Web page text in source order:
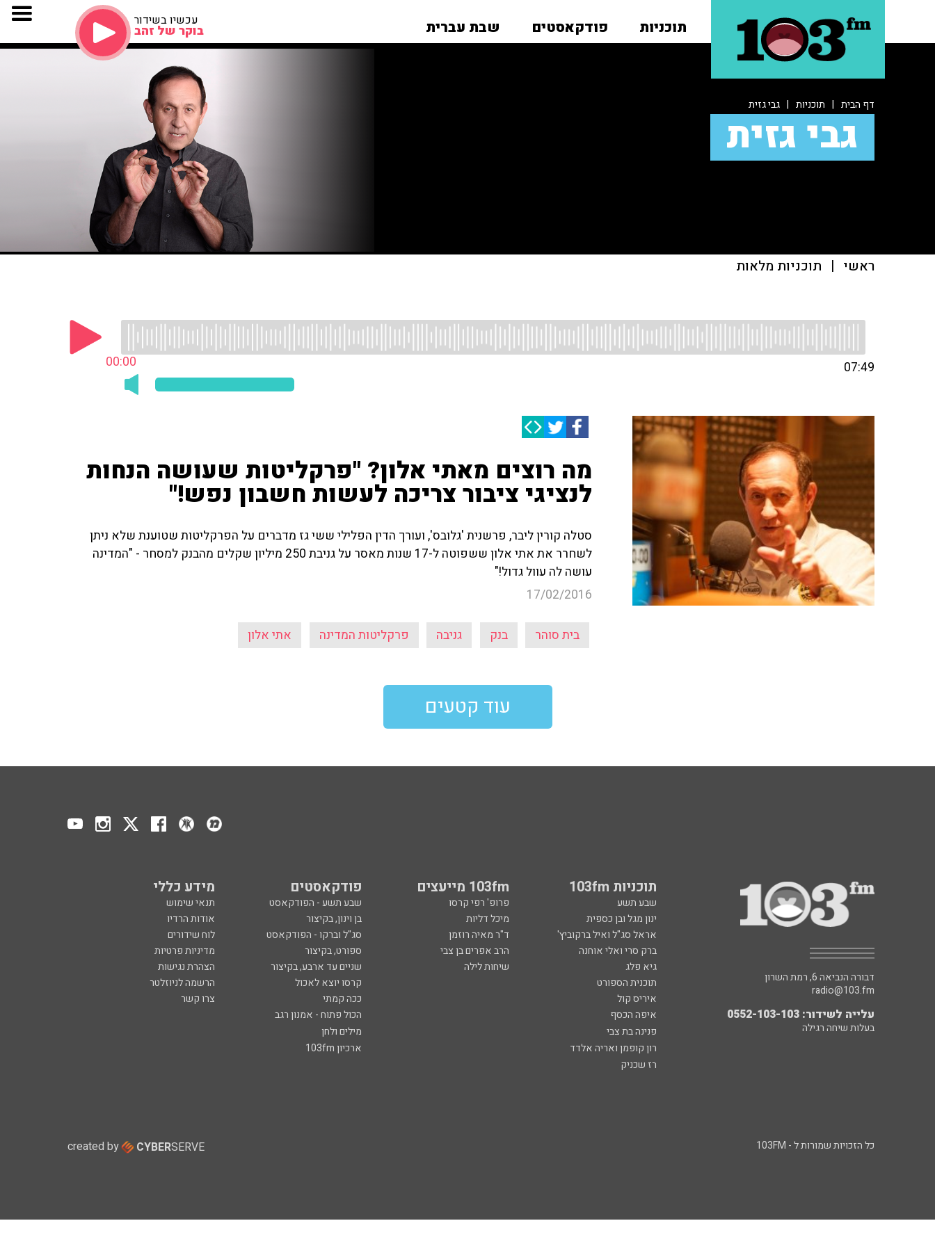
תוכניות פודקאסטים שבת עברית עכשיו בשידור
בוקר של זהב
דף הבית | תוכניות | גבי גזית
גבי גזית
ראשי | תוכניות מלאות
00:00 07:49
מה רוצים מאתי אלון? "פרקליטות שעושה הנחות
לנציגי ציבור צריכה לעשות חשבון נפש!"
סטלה קורין ליבר, פרשנית 'גלובס', ועורך הדין הפלילי ששי גז מדברים על הפרקליטות שטוענת שלא ניתן
לשחרר את אתי אלון ששפוטה ל-17 שנות מאסר על גניבת 250 מיליון שקלים מהבנק למסחר - "המדינה
עושה לה עוול גדול!"
17/02/2016
בית סוהר בנק גניבה פרקליטות המדינה אתי אלון
עוד קטעים
תוכניות 103fm 103fm מייעצים פודקאסטים מידע כללי
שבע תשע פרופ' רפי קרסו שבע תשע - הפודקאסט
תנאי שימוש
ינון מגל ובן כספית
מיכל דליות בן וינון, בקיצור
אודות הרדיו
אראל סג"ל ואיל ברקוביץ'
ד"ר מאיה רוזמן סג"ל וברקו - הפודקאסט
לוח שידורים
ברק סרי ואלי אוחנה
הרב אפרים בן צבי ספורט, בקיצור
מדיניות פרטיות
גיא פלג
שיחות לילה שניים עד ארבע, בקיצור
הצהרת נגישות
תוכנית הספורט
קרסו יוצא לאכול
הרשמה לניוזלטר
איריס קול
ככה קמתי
צרו קשר
איפה הכסף
הכול פתוח - אמנון רגב
פנינה בת צבי
מילים ולחן
רון קופמן ואריה אלדד
ארכיון 103fm
רז שכניק
דבורה הנביאה 6, רמת השרון
radio@103.fm
עלייה לשידור: 0552-103-103
בעלות שיחה רגילה
כל הזכויות שמורות ל - 103FM created by CYBERSERVE